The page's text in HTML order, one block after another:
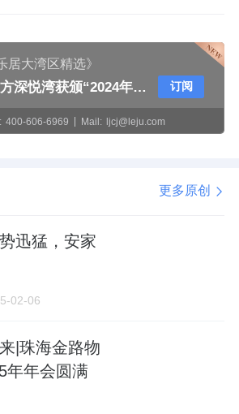
组成，2-5层为商业，另设办公
行消防楼梯间、配套管理办公
空调机房、洗手间等公共配
售中心外，其余商场区域空
卖标的存在抵押、查封的情
为华融华侨资产管理有限公
中级人民法院等多家法院轮
居大湾区精选》
正方深悦湾获颁“2024年珠中江澳高质量建筑示范项目”奖牌
400-606-6969 Mail: ljcj@leju.com
订阅
更多原创
迅猛，安家
02-06
|珠海金路物
年年会圆满